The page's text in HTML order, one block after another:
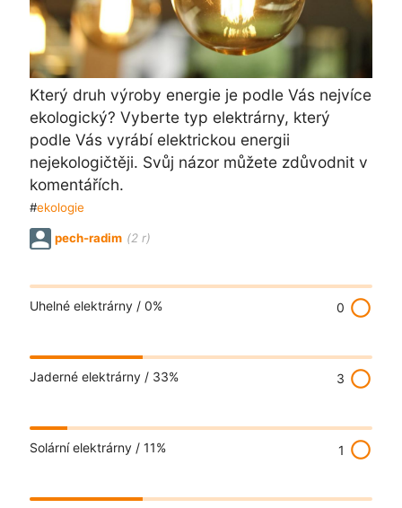
Který druh výroby energie je podle Vás nejvíce
ekologický? Vyberte typ elektrárny, který
podle Vás vyrábí elektrickou energii
nejekologičtěji. Svůj názor můžete zdůvodnit v
komentářích.
#ekologie
pech-radim (2 r)
Uhelné elektrárny / 0% 0 radio_button_unchecked
Jaderné elektrárny / 33% 3 radio_button_unchecked
Solární elektrárny / 11% 1 radio_button_unchecked